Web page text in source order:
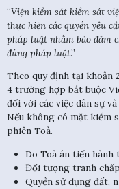
“Viện kiểm sát kiểm sát
thực hiện các quyền yêu
pháp luật nhằm bảo đảm
đúng pháp luật.”
Theo quy định tại khoản
4 trường hợp bắt buộc
đối với các việc dân sự
Nếu không có mặt kiểm
phiên Toà.
Do Toà án tiến hành
Đối tượng tranh
Quyền sử dụng đất,